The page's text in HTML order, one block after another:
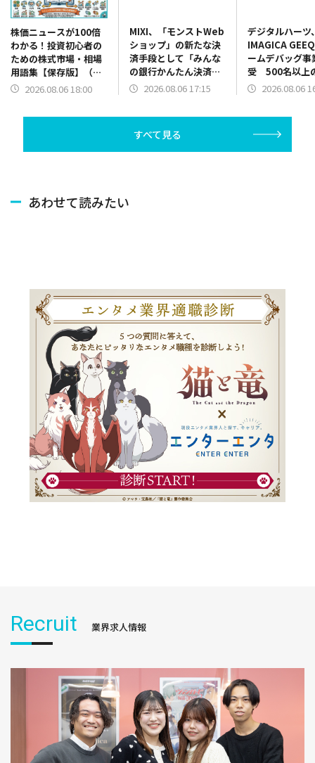
株価ニュースが100倍
わかる！投資初心者の
ための株式市場・相場
用語集【保存版】（基
本用語編⑩）
2026.08.06 18:00
MIXI、「モンストWeb
ショップ」の新たな決
済手段として「みんな
の銀行かんたん決済」
を導入！
2026.08.06 17:15
デジタルハーツ
IMAGICA
ームデバッグ事
受 500名以上
と国内3拠点を
2026.08.06
すべて見る
あわせて読みたい
Recruit 業界求人情報